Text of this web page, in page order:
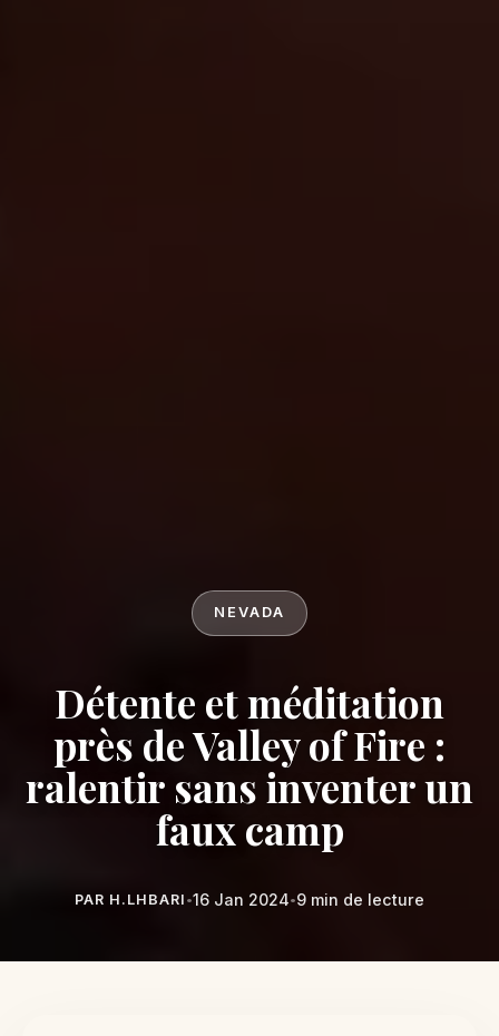
NEVADA
Détente et méditation
près de Valley of Fire :
ralentir sans inventer un
faux camp
PAR H.LHBARI •16 Jan 2024•9 min de lecture